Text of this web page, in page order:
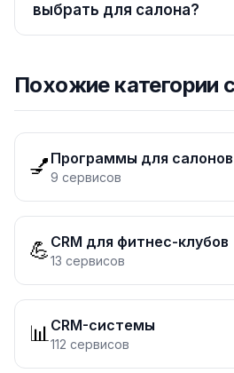
выбрать для салона?
Похожие категории
💅 Программы для
9 сервисов
💪 CRM для фитнес-клубов
13 сервисов
📊CRM-системы
112 сервисов